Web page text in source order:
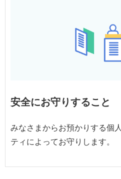
安全にお守りすること
みなさまからお預かりする個
ティによってお守りします。